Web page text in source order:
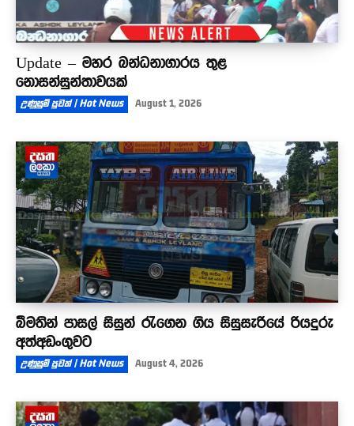
Update – මහර බන්ධනාගාරය තුළ
නොසන්සුන්තාවයක්
උණුසුම් පුවත් | Hot News August 1, 2026
බීමතින් පාසල් සිසුන් රැගෙන ගිය සිසුසැරියේ රියදුරු
අත්අඩංගුවට
උණුසුම් පුවත් | Hot News August 4, 2026